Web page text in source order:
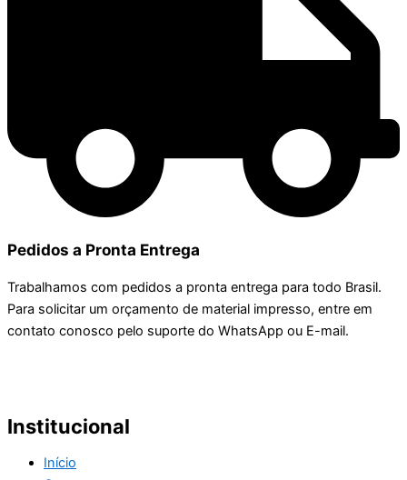
Pedidos a Pronta Entrega
Trabalhamos com pedidos a pronta entrega para todo Brasil.
Para solicitar um orçamento de material impresso, entre em
contato conosco pelo suporte do WhatsApp ou E-mail.
Institucional
Início